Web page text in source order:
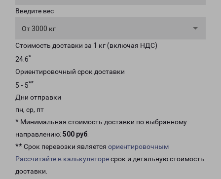
Введите вес
От 3000 кг
Стоимость доставки за 1 кг (включая НДС)
24.6*
Ориентировочный срок доставки
5 - 5**
Дни отправки
пн, ср, пт
* Минимальная стоимость доставки по выбранному
направлению: 500 руб.
** Срок перевозки является ориентировочным
Рассчитайте в калькуляторесрок и детальную стоимость
доставки.